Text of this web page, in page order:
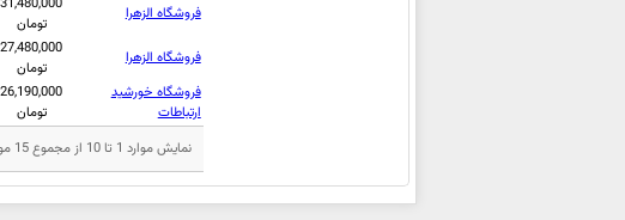
فروشگاه الزهرا
31,480,000
تومان
فروشگاه الزهرا
27,480,000
تومان
فروشگاه خورشید
ارتباطات
26,190,000
تومان
نمایش موارد 1 تا 10 از مجموع 15 مورد